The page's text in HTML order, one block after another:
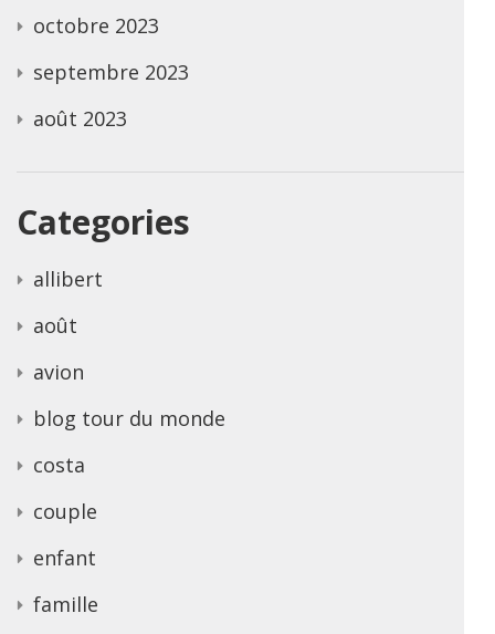
octobre 2023
septembre 2023
août 2023
Categories
allibert
août
avion
blog tour du monde
costa
couple
enfant
famille